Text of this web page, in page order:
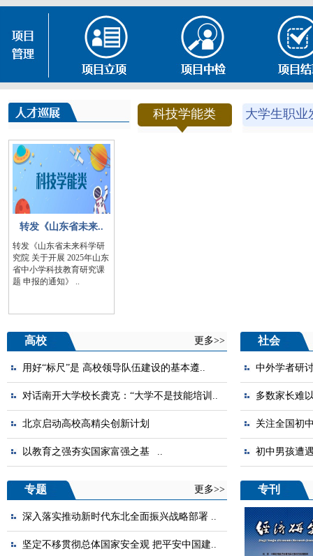
科技学能类 大学生职业
转发《山东省未来..
转发《山东省未来科学研
究院 关于开展 2025年山东
省中小学科技教育研究课
题 申报的通知》 ..
高校 更多>>
用好“标尺”是 高校领导队伍建设的基本遵..
对话南开大学校长龚克：“大学不是技能培训..
北京启动高校高精尖创新计划
以教育之强夯实国家富强之基 ..
社会
中外学者研
多数家长难
关注全国初
初中男孩遭
专题 更多>>
深入落实推动新时代东北全面振兴战略部署 ..
坚定不移贯彻总体国家安全观 把平安中国建..
专刊